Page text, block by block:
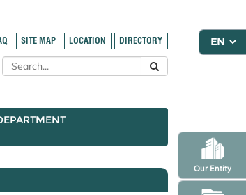
Our Entity
SITE MAP LOCATION DIRECTORY